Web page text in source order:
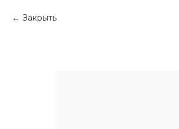
Закрыть